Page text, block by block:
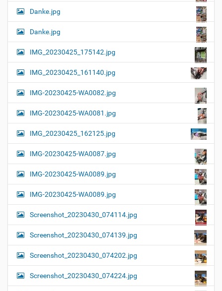
Danke.jpg
Danke.jpg
IMG_20230425_175142.jpg
IMG_20230425_161140.jpg
IMG-20230425-WA0082.jpg
IMG-20230425-WA0081.jpg
IMG_20230425_162125.jpg
IMG-20230425-WA0087.jpg
IMG-20230425-WA0089.jpg
IMG-20230425-WA0089.jpg
Screenshot_20230430_074114.jpg
Screenshot_20230430_074139.jpg
Screenshot_20230430_074202.jpg
Screenshot_20230430_074224.jpg